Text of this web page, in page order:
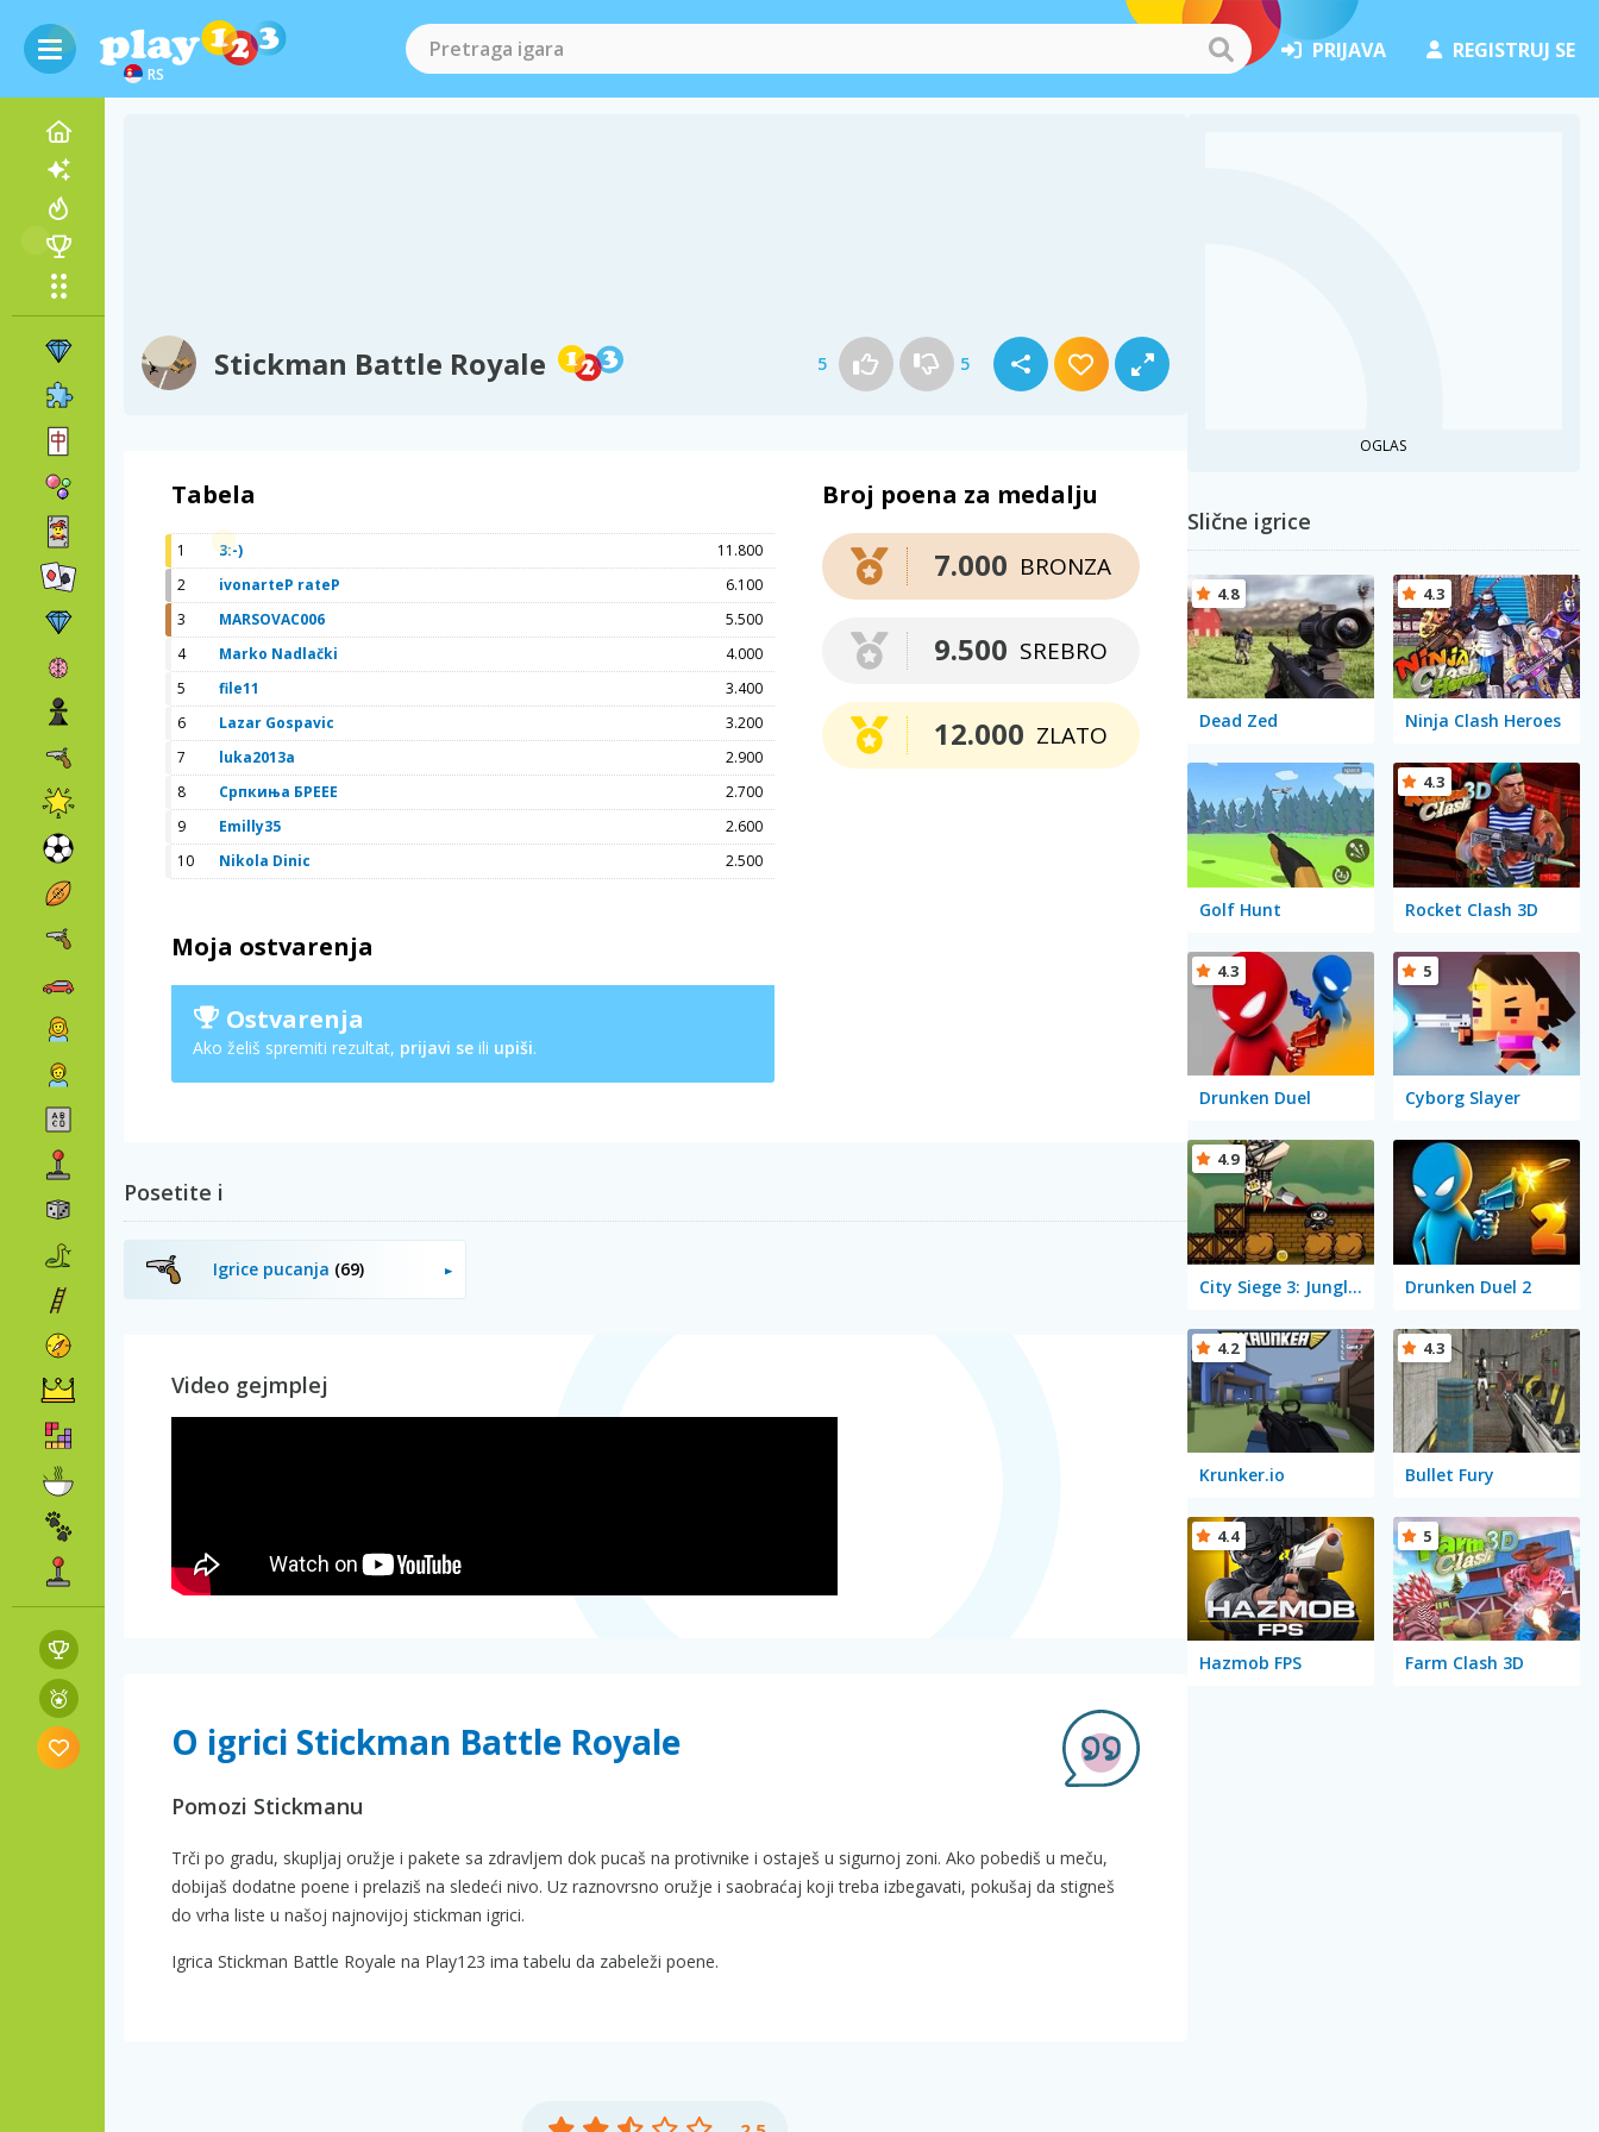
RS
PRIJAVA REGISTRUJ SE
Stickman Battle Royale 5 5
Tabela
1 3:-)
11.800
2
ivonarteP rateP
6.100
3
MARSOVAC006
5.500
4
Marko Nadlački
4.000
5
file11
3.400
6
Lazar Gospavic
3.200
7
luka2013a
2.900
8
Српкиња БРЕЕЕ
2.700
9
Emilly35
2.600
10
Nikola Dinic 2.500
Moja ostvarenja
Ostvarenja
Ako želiš spremiti rezultat, prijavi se ili upiši.
Broj poena za medalju
BRONZA
7.000
SREBRO
9.500
ZLATO
12.000
Posetite i
Igrice pucanja (69)
Video gejmplej
O igrici Stickman Battle Royale
Pomozi Stickmanu
Trči po gradu, skupljaj oružje i pakete sa zdravljem dok pucaš na protivnike i ostaješ u sigurnoj zoni. Ako pobediš u meču,
dobijaš dodatne poene i prelaziš na sledeći nivo. Uz raznovrsno oružje i saobraćaj koji treba izbegavati, pokušaj da stigneš
do vrha liste u našoj najnovijoj stickman igrici.
Igrica Stickman Battle Royale na Play123 ima tabelu da zabeleži poene.
OGLAS
Slične igrice
Dead Zed
4.8
Ninja Clash Heroes
4.3
Golf Hunt Rocket Clash 3D
4.3
Drunken Duel
4.3
Cyborg Slayer
5
City Siege 3: Jungle Siege Fubar Level Pack
4.9
Drunken Duel 2
Krunker.io
4.2
Bullet Fury
4.3
Hazmob FPS
4.4
Farm Clash 3D
5